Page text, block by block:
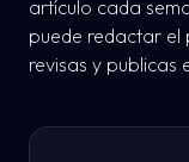
artículo cada
puede redactar el
revisas y publicas